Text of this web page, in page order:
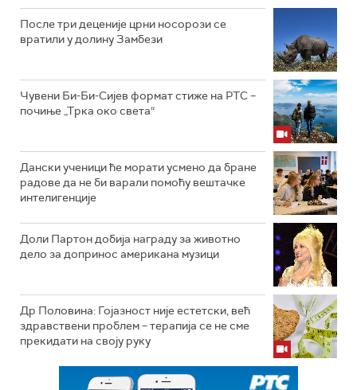
После три деценије црни носорози се
вратили у долину Замбези
Чувени Би-Би-Сијев формат стиже на РТС –
почиње „Трка око света“
Дански ученици ће морати усмено да бране
радове да не би варали помоћу вештачке
интелигенције
Доли Партон добија награду за животно
дело за допринос американа музици
Др Половина: Гојазност није естетски, већ
здравствени проблем – терапија се не сме
прекидати на своју руку